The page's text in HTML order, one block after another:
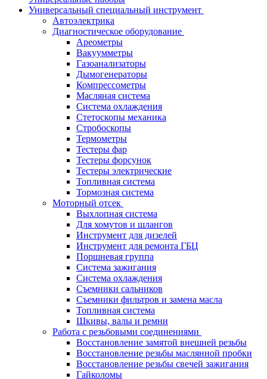
Универсальный специальный инструмент
Автоэлектрика
Диагностическое оборудование
Ареометры
Вакуумметры
Газоанализаторы
Дымогенераторы
Компрессометры
Масляная система
Система охлаждения
Стетоскопы механика
Стробоскопы
Термометры
Тестеры фар
Тестеры форсунок
Тестеры электрические
Топливная система
Тормозная система
Моторный отсек
Выхлопная система
Для хомутов и шлангов
Инструмент для дизелей
Инструмент для ремонта ГБЦ
Поршневая группа
Система зажигания
Система охлаждения
Съемники сальников
Съемники фильтров и замена масла
Топливная система
Шкивы, валы и ремни
Работа с резьбовыми соединениями
Восстановление замятой внешней резьбы
Восстановление резьбы маслянной пробки
Восстановление резьбы свечей зажигания
Гайколомы